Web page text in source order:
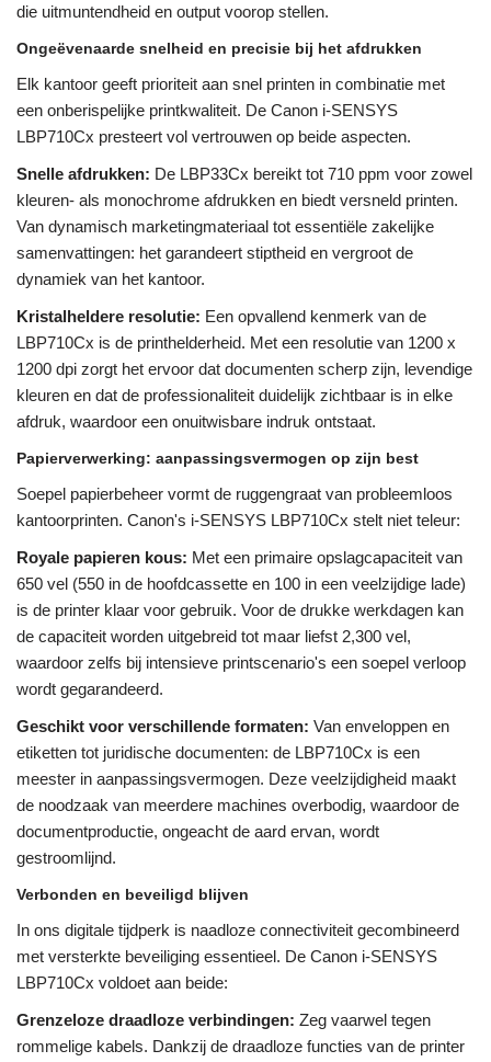
die uitmuntendheid en output voorop stellen.
Ongeëvenaarde snelheid en precisie bij het afdrukken
Elk kantoor geeft prioriteit aan snel printen in combinatie met
een onberispelijke printkwaliteit. De Canon i-SENSYS
LBP710Cx presteert vol vertrouwen op beide aspecten.
Snelle afdrukken: De LBP33Cx bereikt tot 710 ppm voor zowel
kleuren- als monochrome afdrukken en biedt versneld printen.
Van dynamisch marketingmateriaal tot essentiële zakelijke
samenvattingen: het garandeert stiptheid en vergroot de
dynamiek van het kantoor.
Kristalheldere resolutie: Een opvallend kenmerk van de
LBP710Cx is de printhelderheid. Met een resolutie van 1200 x
1200 dpi zorgt het ervoor dat documenten scherp zijn, levendige
kleuren en dat de professionaliteit duidelijk zichtbaar is in elke
afdruk, waardoor een onuitwisbare indruk ontstaat.
Papierverwerking: aanpassingsvermogen op zijn best
Soepel papierbeheer vormt de ruggengraat van probleemloos
kantoorprinten. Canon's i-SENSYS LBP710Cx stelt niet teleur:
Royale papieren kous: Met een primaire opslagcapaciteit van
650 vel (550 in de hoofdcassette en 100 in een veelzijdige lade)
is de printer klaar voor gebruik. Voor de drukke werkdagen kan
de capaciteit worden uitgebreid tot maar liefst 2,300 vel,
waardoor zelfs bij intensieve printscenario's een soepel verloop
wordt gegarandeerd.
Geschikt voor verschillende formaten: Van enveloppen en
etiketten tot juridische documenten: de LBP710Cx is een
meester in aanpassingsvermogen. Deze veelzijdigheid maakt
de noodzaak van meerdere machines overbodig, waardoor de
documentproductie, ongeacht de aard ervan, wordt
gestroomlijnd.
Verbonden en beveiligd blijven
In ons digitale tijdperk is naadloze connectiviteit gecombineerd
met versterkte beveiliging essentieel. De Canon i-SENSYS
LBP710Cx voldoet aan beide:
Grenzeloze draadloze verbindingen: Zeg vaarwel tegen
rommelige kabels. Dankzij de draadloze functies van de printer